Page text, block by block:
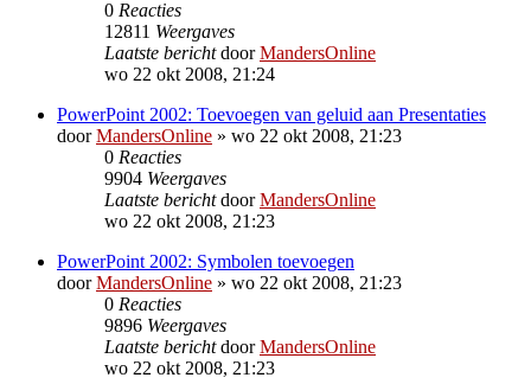
0 Reacties
12811 Weergaves
Laatste berichtdoorMandersOnline
wo 22 okt 2008, 21:24
PowerPoint 2002: Toevoegen van geluid aan Presentaties
doorMandersOnline » wo 22 okt 2008, 21:23
0 Reacties
9904 Weergaves
Laatste berichtdoorMandersOnline
wo 22 okt 2008, 21:23
PowerPoint 2002: Symbolen toevoegen
doorMandersOnline » wo 22 okt 2008, 21:23
0 Reacties
9896 Weergaves
Laatste berichtdoorMandersOnline
wo 22 okt 2008, 21:23